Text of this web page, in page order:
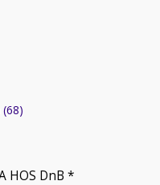
(68)
HOS DnB *